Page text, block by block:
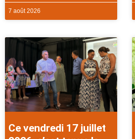
7 août 2026
Ce vendredi 17 juillet